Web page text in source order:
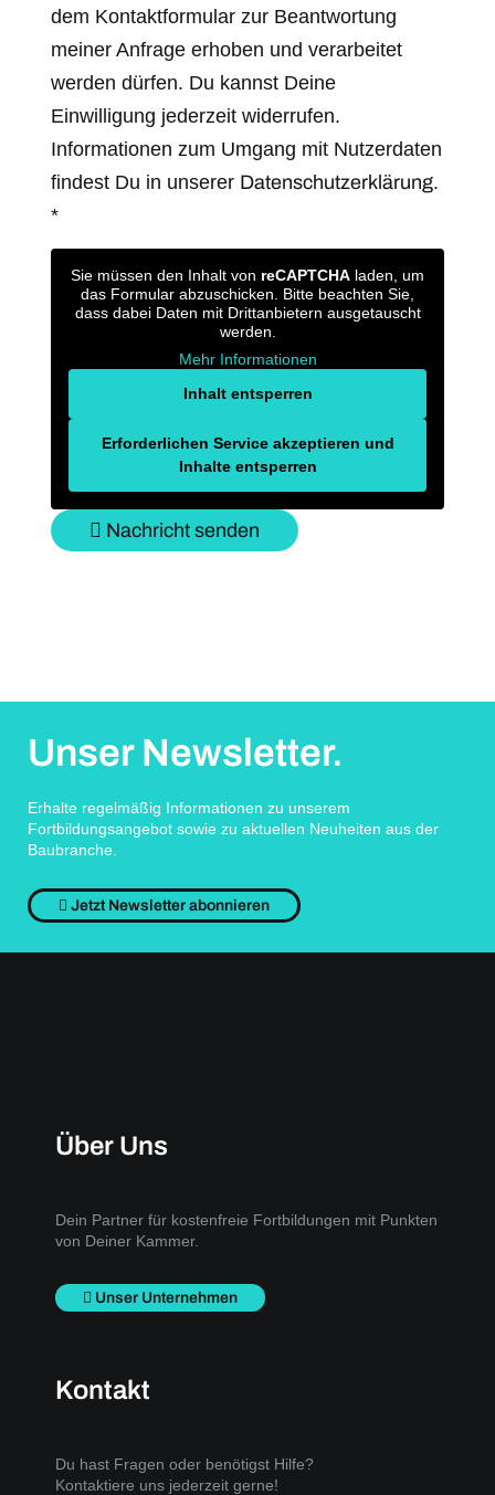
dem Kontaktformular zur Beantwortung
meiner Anfrage erhoben und verarbeitet
werden dürfen. Du kannst Deine
Einwilligung jederzeit widerrufen.
Informationen zum Umgang mit Nutzerdaten
findest Du in unserer Datenschutzerklärung.
*
Sie müssen den Inhalt von reCAPTCHA laden, um
das Formular abzuschicken. Bitte beachten Sie,
dass dabei Daten mit Drittanbietern ausgetauscht
werden.
Mehr Informationen
Inhalt entsperren
Erforderlichen Service akzeptieren und
Inhalte entsperren
Nachricht senden
Unser Newsletter.
Erhalte regelmäßig Informationen zu unserem
Fortbildungsangebot sowie zu aktuellen Neuheiten aus der
Baubranche.
Jetzt Newsletter abonnieren
Über Uns
Dein Partner für kostenfreie Fortbildungen mit Punkten
von Deiner Kammer.
Unser Unternehmen
Kontakt
Du hast Fragen oder benötigst Hilfe?
Kontaktiere uns jederzeit gerne!